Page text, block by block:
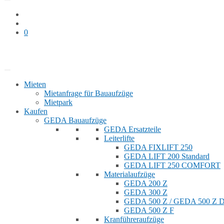
0
Mieten
Mietanfrage für Bauaufzüge
Mietpark
Kaufen
GEDA Bauaufzüge
GEDA Ersatzteile
Leiterlifte
GEDA FIXLIFT 250
GEDA LIFT 200 Standard
GEDA LIFT 250 COMFORT
Materialaufzüge
GEDA 200 Z
GEDA 300 Z
GEDA 500 Z / GEDA 500 Z
GEDA 500 Z F
Kranführeraufzüge